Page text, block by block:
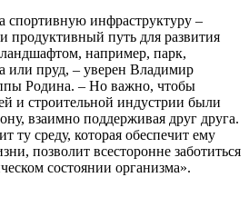
инфраструктуру –
продуктивный путь для развития
например, парк,
или пруд, – уверен Владимир
Родина. – Но важно, чтобы
и строительной индустрии были
взаимно поддерживая друг друга.
ту среду, которая обеспечит ему
позволит всесторонне заботиться
состоянии организма».